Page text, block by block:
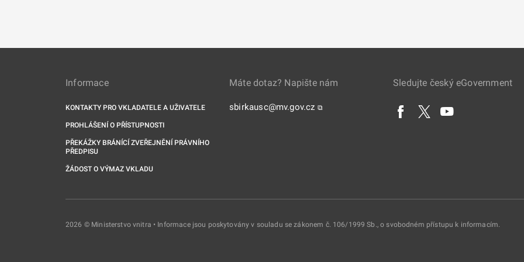
Informace
KONTAKTY PRO VKLADATELE A UŽIVATELE
PROHLÁŠENÍ O PŘÍSTUPNOSTI
PŘEKÁŽKY BRÁNÍCÍ ZVEŘEJNĚNÍ PRÁVNÍHO
PŘEDPISU
ŽÁDOST O VÝMAZ VKLADU
Máte dotaz? Napište nám
sbirkausc@mv.gov.cz ⧉
Sledujte český eGovernment
2026 © Ministerstvo vnitra • Informace jsou poskytovány v souladu se zákonem č. 106/1999 Sb., o svobodném přístupu k informacím.